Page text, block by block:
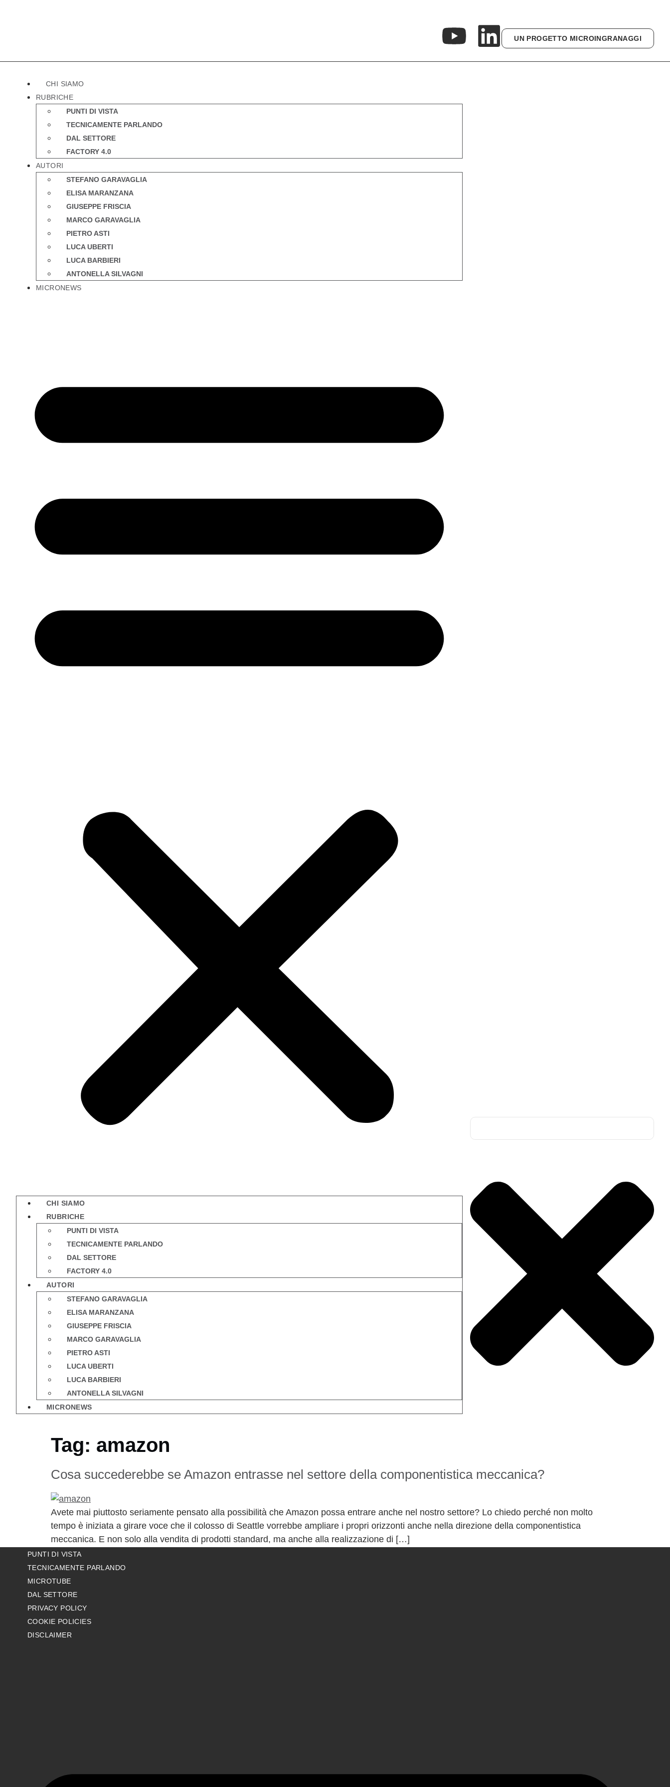
UN PROGETTO MICROINGRANAGGI
CHI SIAMO
RUBRICHE
PUNTI DI VISTA
TECNICAMENTE PARLANDO
DAL SETTORE
FACTORY 4.0
AUTORI
STEFANO GARAVAGLIA
ELISA MARANZANA
GIUSEPPE FRISCIA
MARCO GARAVAGLIA
PIETRO ASTI
LUCA UBERTI
LUCA BARBIERI
ANTONELLA SILVAGNI
MICRONEWS
CHI SIAMO
RUBRICHE
PUNTI DI VISTA
TECNICAMENTE PARLANDO
DAL SETTORE
FACTORY 4.0
AUTORI
STEFANO GARAVAGLIA
ELISA MARANZANA
GIUSEPPE FRISCIA
MARCO GARAVAGLIA
PIETRO ASTI
LUCA UBERTI
LUCA BARBIERI
ANTONELLA SILVAGNI
MICRONEWS
Tag: amazon
Cosa succederebbe se Amazon entrasse nel settore della componentistica meccanica?
Avete mai piuttosto seriamente pensato alla possibilità che Amazon possa entrare anche nel nostro settore? Lo chiedo perché non molto
tempo è iniziata a girare voce che il colosso di Seattle vorrebbe ampliare i propri orizzonti anche nella direzione della componentistica
meccanica. E non solo alla vendita di prodotti standard, ma anche alla realizzazione di […]
PUNTI DI VISTA
TECNICAMENTE PARLANDO
MICROTUBE
DAL SETTORE
PRIVACY POLICY
COOKIE POLICIES
DISCLAIMER